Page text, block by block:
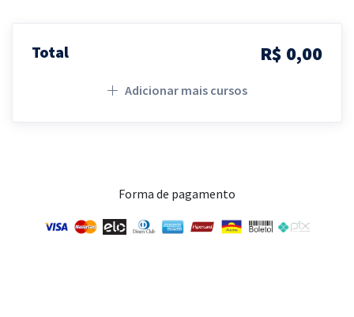
Total R$ 0,00
Adicionar mais cursos
Forma de pagamento